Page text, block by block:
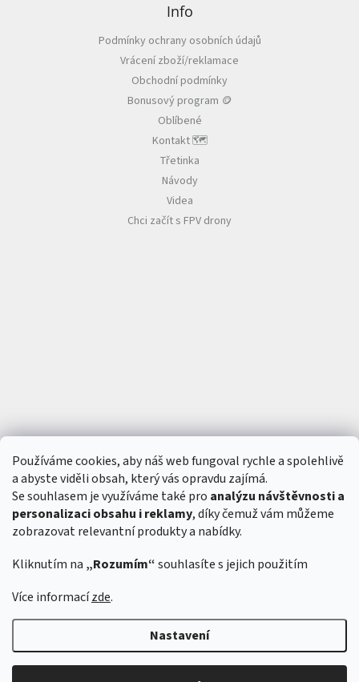
Používáme cookies, aby náš web fungoval rychle a spolehlivě
a abyste viděli obsah, který vás opravdu zajímá.
Se souhlasem je využíváme také pro analýzu návštěvnosti a
personalizaci obsahu i reklamy, díky čemuž vám můžeme
zobrazovat relevantní produkty a nabídky.
Kliknutím na „Rozumím“souhlasíte s jejich použitím
Více informacízde.
Nastavení
Info
Podmínky ochrany osobních údajů
Vrácení zboží/reklamace
Obchodní podmínky
Bonusový program 🪙
Oblíbené
Kontakt 🗺️
Třetinka
Návody
Videa
Chci začít s FPV drony
6SFULL - FPV drony a příslušenství
vyhrazena.